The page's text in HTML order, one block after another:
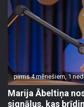
pirms 4 mēnešiem, 1
Marija Ābeltiņa
signālus, kas